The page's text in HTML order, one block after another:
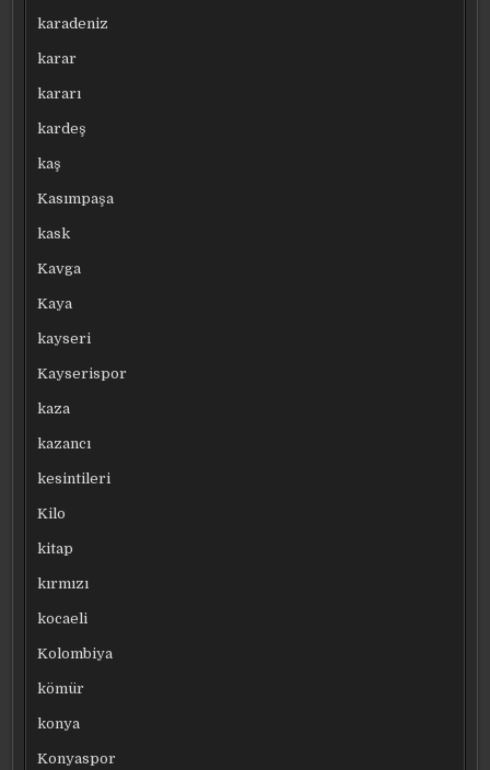
karadeniz
karar
kararı
kardeş
kaş
Kasımpaşa
kask
Kavga
Kaya
kayseri
Kayserispor
kaza
kazancı
kesintileri
Kilo
kitap
kırmızı
kocaeli
Kolombiya
kömür
konya
Konyaspor